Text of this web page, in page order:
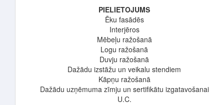
PIELIETOJUMS
Ēku fasādēs
Interjēros
Mēbeļu ražošanā
Logu ražošanā
Duvju ražošanā
Dažādu izstāžu un veikalu stendiem
Kāpņu ražošanā
Dažādu uzņēmuma zīmju un sertifikātu izgatavošanai
U.C.